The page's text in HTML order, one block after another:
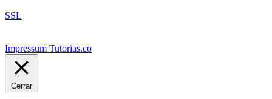
SSL
Impressum Tutorias.co
Cerrar